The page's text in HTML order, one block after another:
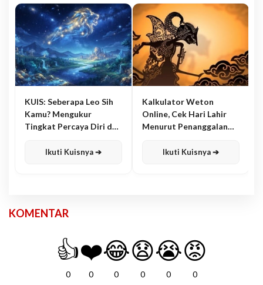
KUIS: Seberapa Leo Sih
Kamu? Mengukur
Tingkat Percaya Diri dan
Ikuti Kuisnya ➔
Kalkulator Weton
Online, Cek Hari Lahir
Menurut Penanggalan
Ikuti Kuisnya ➔
KOMENTAR
👍
0
❤️
0
😂
0
😧
0
😭
0
😡
0